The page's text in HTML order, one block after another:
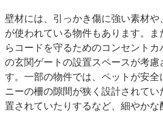
壁材には、引っかき傷に強い素材
が使われている物件もあります。
らコードを守るためのコンセント
の玄関ゲートの設置スペースが考慮
す。一部の物件では、ペットが安全
ニーの柵の隙間が狭く設計されて
置されていたりするなど、細やかな